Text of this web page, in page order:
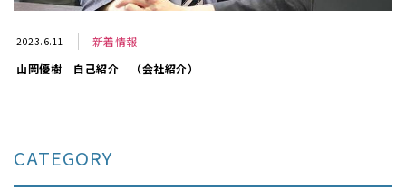
2023.6.11
新着情報
山岡優樹 自己紹介 （会社紹介）
CATEGORY